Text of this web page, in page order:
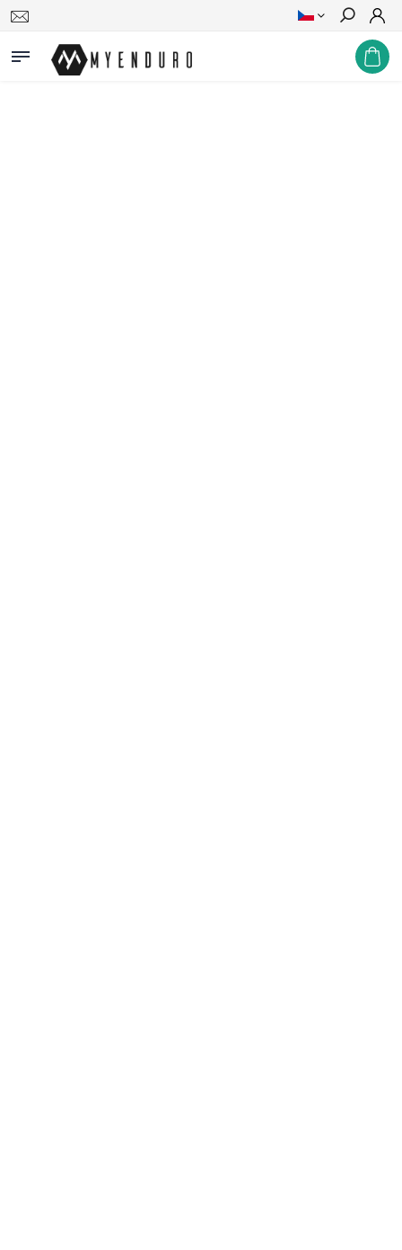
Hledat